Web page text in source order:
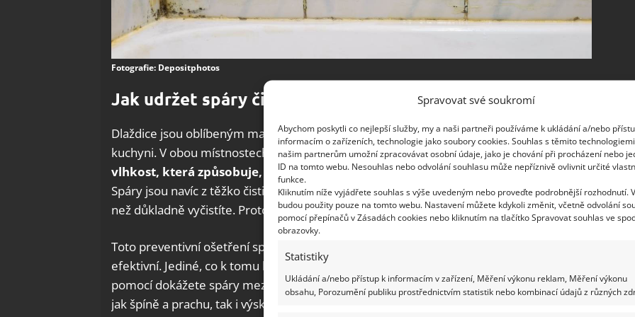
Spravovat své soukromí
Abychom poskytli co nejlepší služby, my a naši partneři používáme k ukládání a/nebo
informacím o zařízeních, technologie jako soubory cookies. Souhlas s těmito
našim partnerům umožní zpracovávat osobní údaje, jako je chování při procházení nebo
ID na tomto webu. Nesouhlas nebo odvolání souhlasu může nepříznivě ovlivnit určité
funkce.
Kliknutím níže vyjádřete souhlas s výše uvedeným nebo proveďte podrobnější rozhodnutí.
budou použity pouze na tomto webu. Nastavení můžete kdykoli změnit, včetně odvolání
pomocí přepínačů v Zásadách cookies nebo kliknutím na tlačítko Spravovat souhlas ve
obrazovky.
Statistiky
Ukládání a/nebo přístup k informacím v zařízení, Měření výkonu reklam, Měření výkonu
obsahu, Porozumění publiku prostřednictvím statistik nebo kombinací údajů z různých
Fotografie: Depositphotos
Jak udržet spáry čisté
Dlaždice jsou oblíbeným materiálem používaným k obložení stěn v koupelně i v
kuchyni. V obou místnostech se ale důsledkem vysoké vlhkosti často drží nadměrná
vlhkost, která způsobuje, že se do spár mezi jednotlivé dlaždice dostane plíseň.
Spáry jsou navíc z těžko čistitelného materiálu, jenž častým drhnutím spíš opotřebujete,
než důkladně vyčistíte. Proto je dobré znát trik, jak častému čištění předejít.
Toto preventivní ošetření spár mezi dlaždicemi je velmi jednoduché a skutečně
efektivní. Jediné, co k tomu budete potřebovat, je obyčejná parafínová svíčka. S její
pomocí dokážete spáry mezi dlaždicemi ošetřit tak, že dokážou dlouhou dobu odolávat
jak špíně a prachu, tak i výskytu plísní.